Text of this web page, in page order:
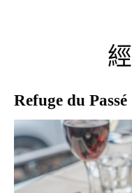
Refuge du Passé